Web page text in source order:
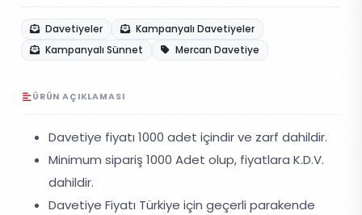
Davetiyeler
Kampanyalı Davetiyeler
Kampanyalı Sünnet
Mercan Davetiye
ÜRÜN AÇIKLAMASI
Davetiye fiyatı 1000 adet içindir ve zarf dahildir.
Minimum sipariş 1000 Adet olup, fiyatlara K.D.V.
dahildir.
Davetiye Fiyatı Türkiye için geçerli parakende